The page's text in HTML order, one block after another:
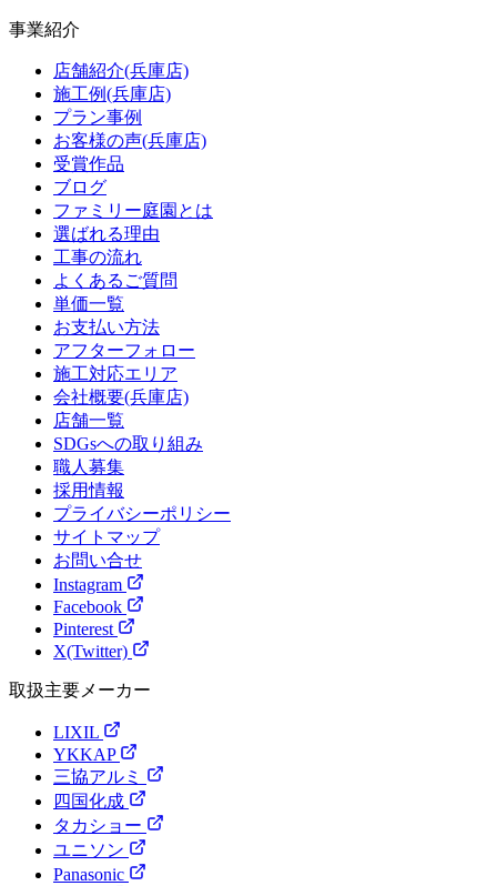
事業紹介
店舗紹介(兵庫店)
施工例(兵庫店)
プラン事例
お客様の声(兵庫店)
受賞作品
ブログ
ファミリー庭園とは
選ばれる理由
工事の流れ
よくあるご質問
単価一覧
お支払い方法
アフターフォロー
施工対応エリア
会社概要(兵庫店)
店舗一覧
SDGsへの取り組み
職人募集
採用情報
プライバシーポリシー
サイトマップ
お問い合せ
Instagram
Facebook
Pinterest
X(Twitter)
取扱主要メーカー
LIXIL
YKKAP
三協アルミ
四国化成
タカショー
ユニソン
Panasonic